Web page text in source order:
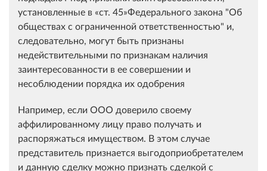
установленные в ст. 45 Федерального закона "Об
обществах с ограниченной ответственностью" и,
следовательно, могут быть признаны
недействительными по признакам наличия
заинтересованности в ее совершении и
несоблюдении порядка их одобрения
Например, если ООО доверило своему
аффилированному лицу право получать и
распоряжаться имуществом. В этом случае
представитель признается выгодоприобретателем
и данную сделку можно признать сделкой с